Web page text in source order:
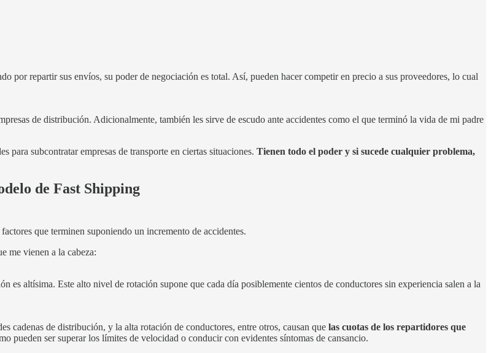
por repartir sus envíos, su poder de negociación es total. Así, pueden hacer competir en precio a sus proveedores, lo cual
de distribución. Adicionalmente, también les sirve de escudo ante accidentes como el que terminó la vida de mi padre
subcontratar empresas de transporte en ciertas situaciones. Tienen todo el poder y si sucede cualquier problema,
de Fast Shipping
que terminen suponiendo un incremento de accidentes.
me vienen a la cabeza:
es altísima. Este alto nivel de rotación supone que cada día posiblemente cientos de conductores sin experiencia salen a la
cadenas de distribución, y la alta rotación de conductores, entre otros, causan que las cuotas de los repartidores que
pueden ser superar los límites de velocidad o conducir con evidentes síntomas de cansancio.